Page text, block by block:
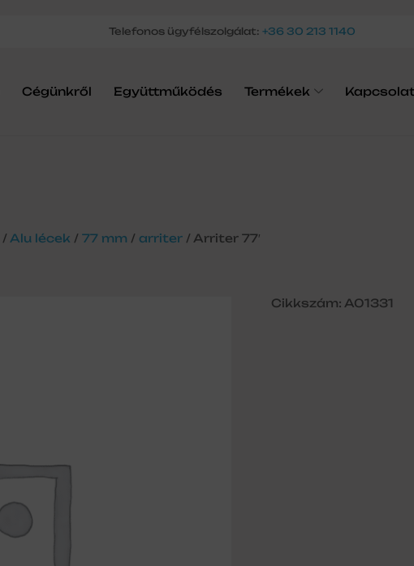
Telefonos ügyfélszolgálat: +36 30 213 1140
Cégünkről Együttműködés Termékek Kapcsolat
/ Alu lécek / 77 mm / arriter / Arriter 77′
Cikkszám: A01331